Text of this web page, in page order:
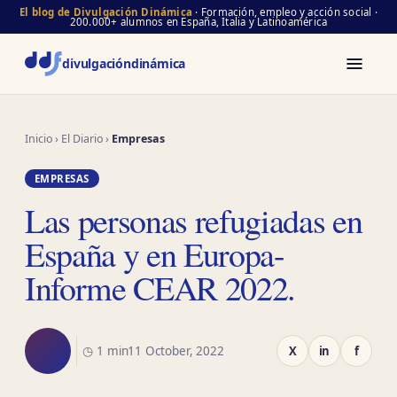
El blog de Divulgación Dinámica · Formación, empleo y acción social ·
200.000+ alumnos en España, Italia y Latinoamérica
divulgacióndinámica
Inicio› El Diario› Empresas
EMPRESAS
Las personas refugiadas en
España y en Europa-
Informe CEAR 2022.
◷ 1 min11 October, 2022 X in f